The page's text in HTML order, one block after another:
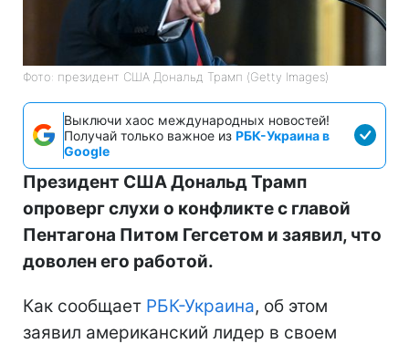
Фото: президент США Дональд Трамп (Getty Images)
Выключи хаос международных новостей!
Получай только важное из РБК-Украина в
Google
Президент США Дональд Трамп
опроверг слухи о конфликте с главой
Пентагона Питом Гегсетом и заявил, что
доволен его работой.
Как сообщает РБК-Украина, об этом
заявил американский лидер в своем